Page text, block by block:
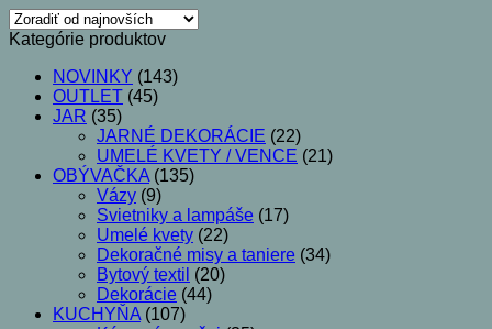
Kategórie produktov
NOVINKY (143)
OUTLET (45)
JAR (35)
JARNÉ DEKORÁCIE (22)
UMELÉ KVETY / VENCE (21)
OBÝVAČKA (135)
Vázy (9)
Svietniky a lampáše (17)
Umelé kvety (22)
Dekoračné misy a taniere (34)
Bytový textil (20)
Dekorácie (44)
KUCHYŇA (107)